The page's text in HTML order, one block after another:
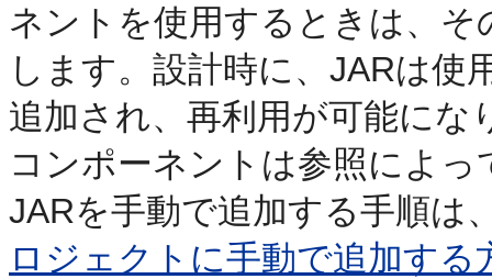
ネントを使用するときは、
します。設計時に、JARは
追加され、再利用が可能にな
コンポーネントは参照によ
JARを手動で追加する手順は
ロジェクトに手動で追加する